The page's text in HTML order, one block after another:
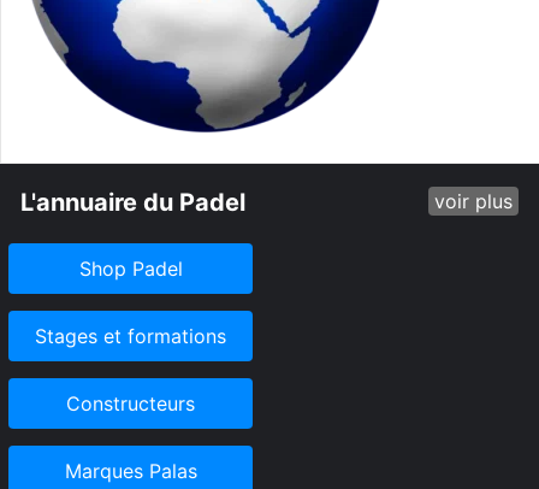
L'annuaire du Padel voir plus
Shop Padel
Stages et formations
Constructeurs
Marques Palas